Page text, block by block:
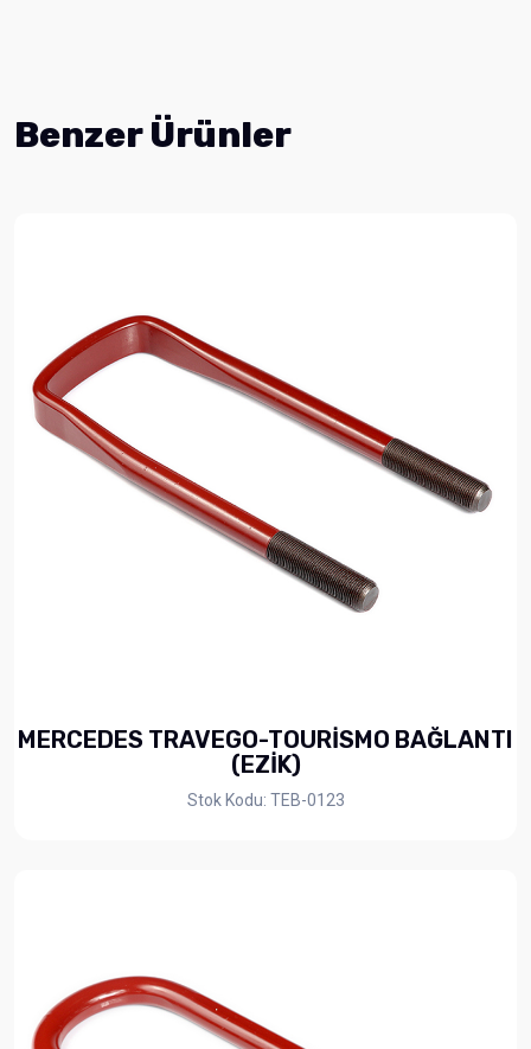
Benzer Ürünler
MERCEDES TRAVEGO-TOURİSMO BAĞLANTI
(EZİK)
Stok Kodu: TEB-0123